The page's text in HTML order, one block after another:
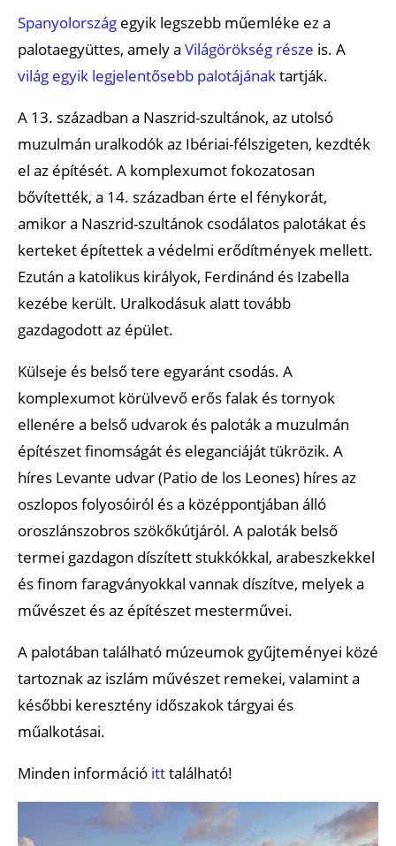
Spanyolország egyik legszebb műemléke ez a
palotaegyüttes, amely a Világörökség része is. A
világ egyik legjelentősebb palotájánaktartják.
A 13. században a Naszrid-szultánok, az utolsó
muzulmán uralkodók az Ibériai-félszigeten, kezdték
el az építését. A komplexumot fokozatosan
bővítették, a 14. században érte el fénykorát,
amikor a Naszrid-szultánok csodálatos palotákat és
kerteket építettek a védelmi erődítmények mellett.
Ezután a katolikus királyok, Ferdinánd és Izabella
kezébe került. Uralkodásuk alatt tovább
gazdagodott az épület.
Külseje és belső tere egyaránt csodás. A
komplexumot körülvevő erős falak és tornyok
ellenére a belső udvarok és paloták a muzulmán
építészet finomságát és eleganciáját tükrözik. A
híres Levante udvar (Patio de los Leones) híres az
oszlopos folyosóiról és a középpontjában álló
oroszlánszobros szökőkútjáról. A paloták belső
termei gazdagon díszített stukkókkal, arabeszkekkel
és finom faragványokkal vannak díszítve, melyek a
művészet és az építészet mesterművei.
A palotában található múzeumok gyűjteményei közé
tartoznak az iszlám művészet remekei, valamint a
későbbi keresztény időszakok tárgyai és
műalkotásai.
Minden információ itttalálható!